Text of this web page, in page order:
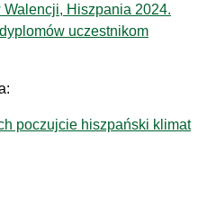
Hiszpania 2024.
uczestnikom
poczujcie hiszpański klimat